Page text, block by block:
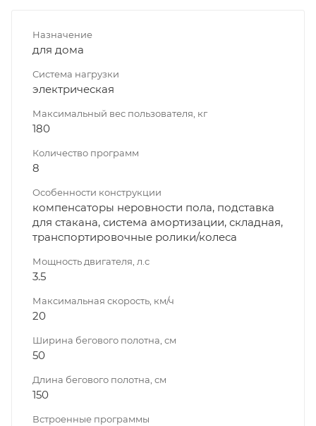
Назначение
для дома
Система нагрузки
электрическая
Максимальный вес пользователя, кг
180
Количество программ
8
Особенности конструкции
компенсаторы неровности пола, подставка
для стакана, система амортизации, складная,
транспортировочные ролики/колеса
Мощность двигателя, л.с
3.5
Максимальная скорость, км/ч
20
Ширина бегового полотна, см
50
Длина бегового полотна, см
150
Встроенные программы